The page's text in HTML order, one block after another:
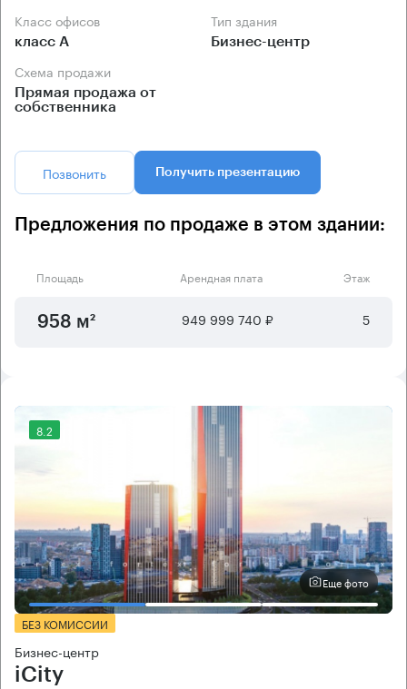
Класс офисов
класс А
Тип здания
Бизнес-центр
Схема продажи
Прямая продажа от
собственника
Позвонить Получить презентацию
Предложения по продаже в этом здании:
Площадь Арендная плата Этаж
958 м² 949 999 740 ₽ 5
8.2
Еще фото
БЕЗ КОМИССИИ
Бизнес-центр
iCity